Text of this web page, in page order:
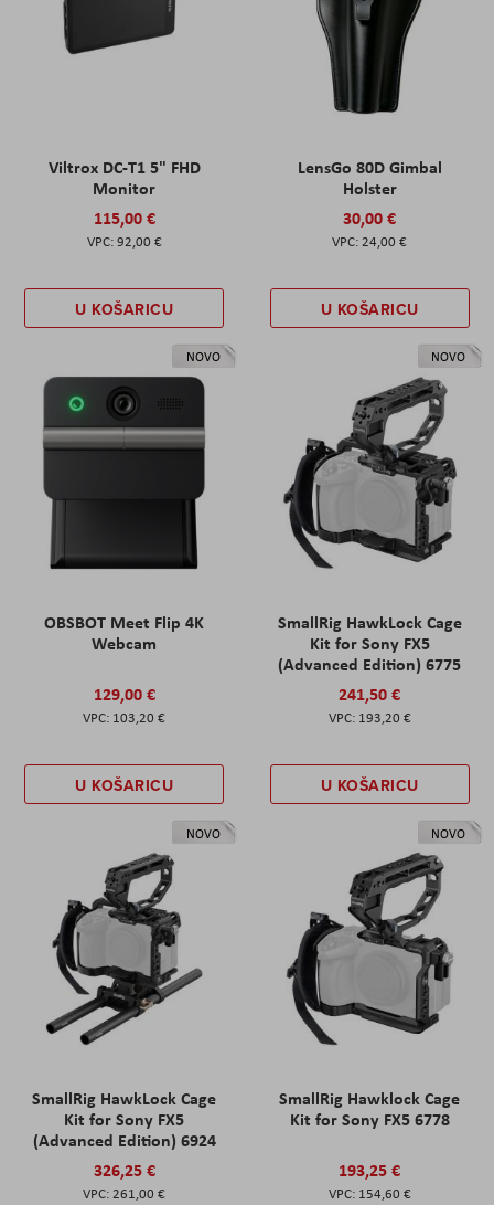
Viltrox DC-T1 5" FHD
Monitor
115,00 €
92,00 €
U KOŠARICU
LensGo 80D Gimbal
Holster
30,00 €
24,00 €
U KOŠARICU
NOVO
OBSBOT Meet Flip 4K
Webcam
129,00 €
103,20 €
U KOŠARICU
NOVO
SmallRig HawkLock Cage
Kit for Sony FX5
(Advanced Edition) 6775
241,50 €
193,20 €
U KOŠARICU
NOVO
SmallRig HawkLock Cage
Kit for Sony FX5
(Advanced Edition) 6924
326,25 €
261,00 €
NOVO
SmallRig Hawklock Cage
Kit for Sony FX5 6778
193,25 €
154,60 €